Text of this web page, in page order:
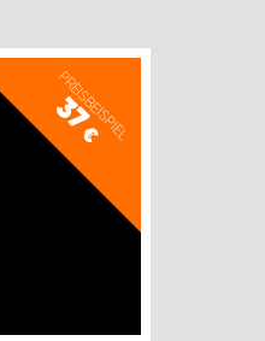
PREISBEISPIEL
37
€